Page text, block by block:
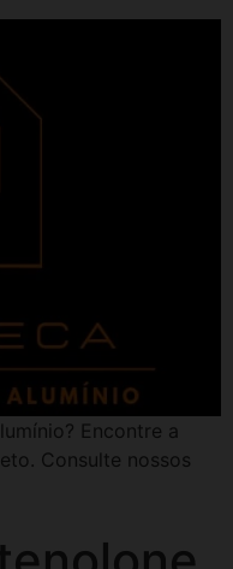
Encontre a
Consulte nossos